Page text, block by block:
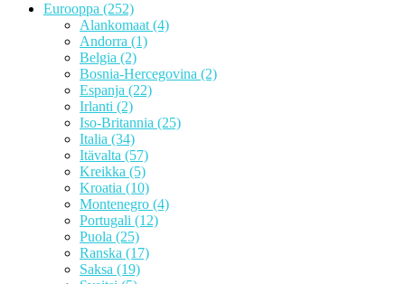
Eurooppa (252)
Alankomaat (4)
Andorra (1)
Belgia (2)
Bosnia-Hercegovina (2)
Espanja (22)
Irlanti (2)
Iso-Britannia (25)
Italia (34)
Itävalta (57)
Kreikka (5)
Kroatia (10)
Montenegro (4)
Portugali (12)
Puola (25)
Ranska (17)
Saksa (19)